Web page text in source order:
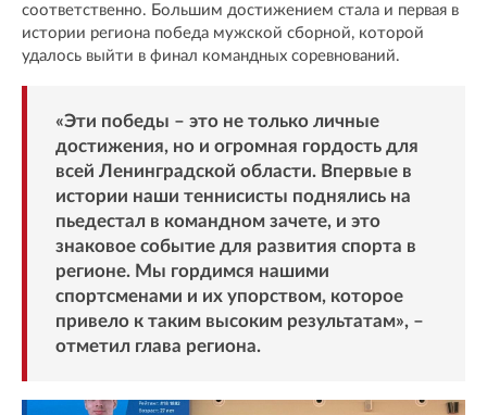
соответственно. Большим достижением стала и первая в
истории региона победа мужской сборной, которой
удалось выйти в финал командных соревнований.
«Эти победы – это не только личные
достижения, но и огромная гордость для
всей Ленинградской области. Впервые в
истории наши теннисисты поднялись на
пьедестал в командном зачете, и это
знаковое событие для развития спорта в
регионе. Мы гордимся нашими
спортсменами и их упорством, которое
привело к таким высоким результатам», –
отметил глава региона.